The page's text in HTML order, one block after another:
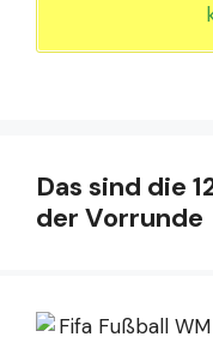
Das sind die
der Vorrunde